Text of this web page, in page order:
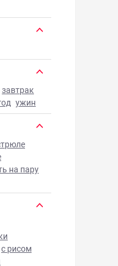
завтрак
ужин
на пару
с рисом